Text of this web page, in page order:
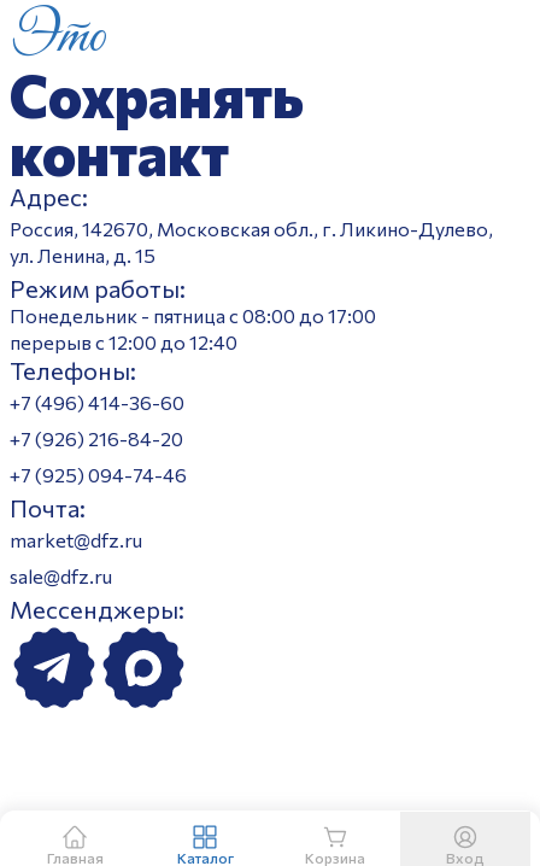
Это
Сохранять
контакт
Адрес:
Россия, 142670, Московская обл., г. Ликино-Дулево,
ул. Ленина, д. 15
Режим работы:
Понедельник - пятница с 08:00 до 17:00
перерыв с 12:00 до 12:40
Телефоны:
+7 (496) 414-36-60
+7 (926) 216-84-20
+7 (925) 094-74-46
Почта:
market@dfz.ru
sale@dfz.ru
Мессенджеры:
Главная Каталог Корзина Вход